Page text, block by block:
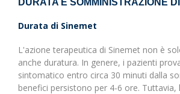
DURATA E SOMMINISTRAZIONE DI
Durata di Sinemet
L'azione terapeutica di Sinemet non è
anche duratura. In genere, i pazienti
sintomatico entro circa 30 minuti dalla
benefici persistono per 4-6 ore. Tuttavia,